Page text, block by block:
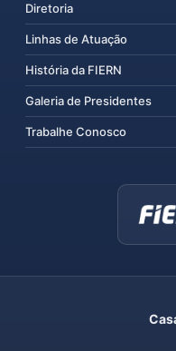
Diretoria
Linhas de Atuação
História da FIERN
Galeria de Presidentes
Trabalhe Conosco